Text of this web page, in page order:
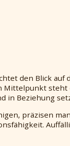
den Blick
Mittelpunkt
in Beziehung
präzisen